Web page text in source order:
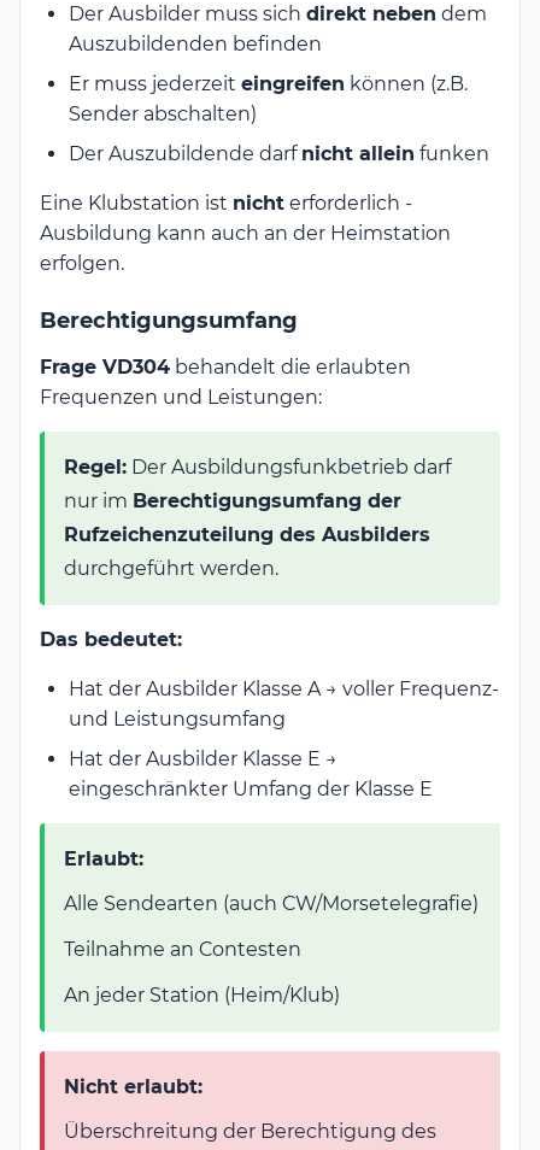
Der Ausbilder muss sich direkt neben dem
Auszubildenden befinden
Er muss jederzeit eingreifen können (z.B.
Sender abschalten)
Der Auszubildende darf nicht allein funken
Eine Klubstation ist nicht erforderlich -
Ausbildung kann auch an der Heimstation
erfolgen.
Berechtigungsumfang
Frage VD304 behandelt die erlaubten
Frequenzen und Leistungen:
Regel: Der Ausbildungsfunkbetrieb darf
nur im Berechtigungsumfang der
Rufzeichenzuteilung des Ausbilders
durchgeführt werden.
Das bedeutet:
Hat der Ausbilder Klasse A → voller Frequenz-
und Leistungsumfang
Hat der Ausbilder Klasse E →
eingeschränkter Umfang der Klasse E
Erlaubt:
Alle Sendearten (auch CW/Morsetelegrafie)
Teilnahme an Contesten
An jeder Station (Heim/Klub)
Nicht erlaubt:
Überschreitung der Berechtigung des